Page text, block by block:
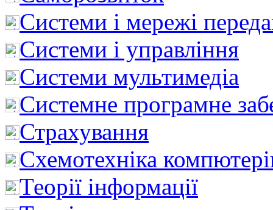
Системи і мережі
Системи і управління
Системи мультимедіа
Системне програмне
Страхування
Схемотехніка
Теорії інформації